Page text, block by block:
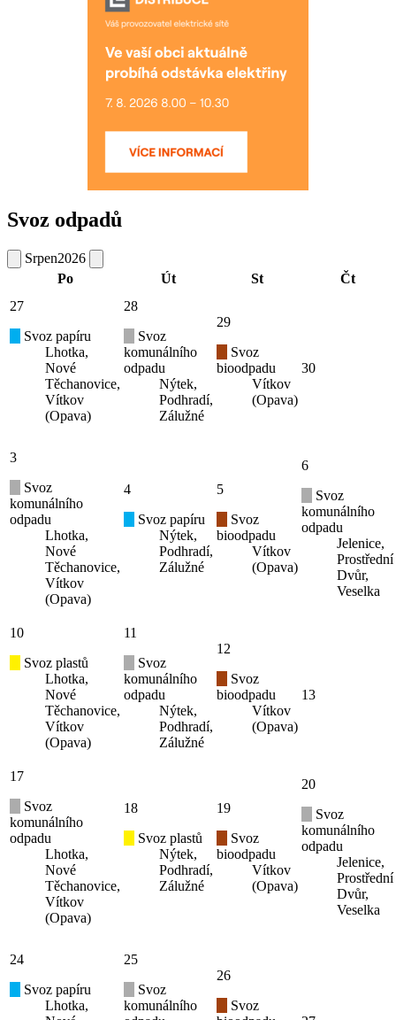
Svoz odpadů
Srpen2026
Po
Út St
Čt
27
Svoz papíru
Lhotka,
Nové
Těchanovice,
Vítkov
(Opava)
28
Svoz
komunálního
odpadu
Nýtek,
Podhradí,
Zálužné
29
Svoz
bioodpadu
Vítkov
(Opava)
30
3
Svoz
komunálního
odpadu
Lhotka,
Nové
Těchanovice,
Vítkov
(Opava)
4
Svoz papíru
Nýtek,
Podhradí,
Zálužné
5
Svoz
bioodpadu
Vítkov
(Opava)
6
Svoz
komunálního
odpadu
Jelenice,
Prostřední
Dvůr,
Veselka
10
Svoz plastů
Lhotka,
Nové
Těchanovice,
Vítkov
(Opava)
11
Svoz
komunálního
odpadu
Nýtek,
Podhradí,
Zálužné
12
Svoz
bioodpadu
Vítkov
(Opava)
13
17
Svoz
komunálního
odpadu
Lhotka,
Nové
Těchanovice,
Vítkov
(Opava)
18
Svoz plastů
Nýtek,
Podhradí,
Zálužné
19
Svoz
bioodpadu
Vítkov
(Opava)
20
Svoz
komunálního
odpadu
Jelenice,
Prostřední
Dvůr,
Veselka
24
Svoz papíru
Lhotka,
25
Svoz
komunálního
26
Svoz